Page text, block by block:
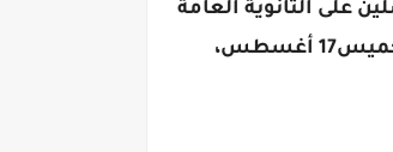
للعام الدراسي المقبل 2023-2024 من الطلاب الحاصلين على الثانوية العامة
والأزهرية، وكذلك موعد تقديم كلية الشرطة 2023 متخصصين سيكون خلال الفترة من يوم الأحد 1 أغسطس وحتى الخميس17 أغسطس،